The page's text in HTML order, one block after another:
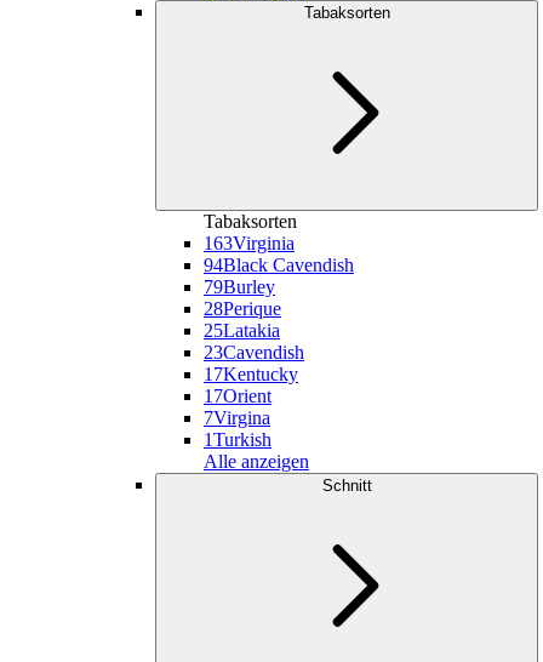
Tabaksorten
Tabaksorten
163Virginia
94Black Cavendish
79Burley
28Perique
25Latakia
23Cavendish
17Kentucky
17Orient
7Virgina
1Turkish
Alle anzeigen
Schnitt